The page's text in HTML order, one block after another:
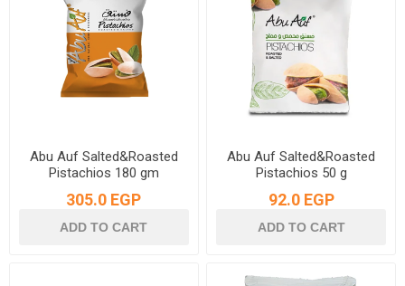
Abu Auf Salted&Roasted
Pistachios 180 gm
305.0 EGP
Abu Auf Salted&Roasted
Pistachios 50 g
92.0 EGP